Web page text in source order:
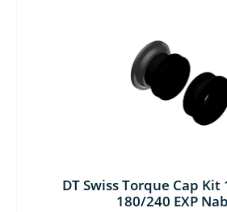
DT Swiss Torque Cap
180/240 EXP